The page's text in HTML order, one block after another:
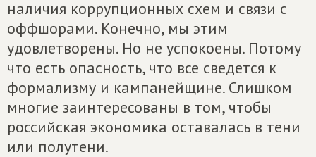
наличия коррупционных схем и связи с
оффшорами. Конечно, мы этим
удовлетворены. Но не успокоены. Потому
что есть опасность, что все сведется к
формализму и кампанейщине. Слишком
многие заинтересованы в том, чтобы
российская экономика оставалась в тени
или полутени.